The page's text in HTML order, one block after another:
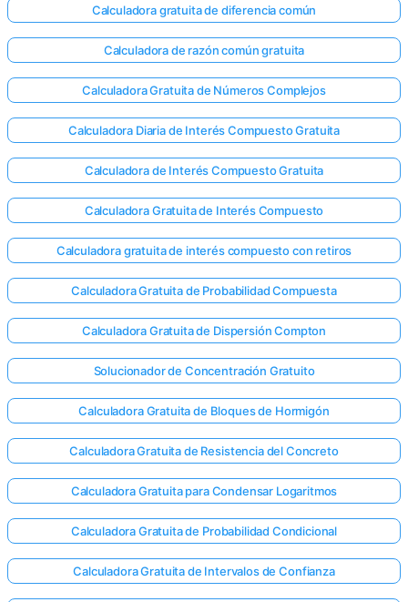
Calculadora gratuita de diferencia común
Calculadora de razón común gratuita
Calculadora Gratuita de Números Complejos
Calculadora Diaria de Interés Compuesto Gratuita
Calculadora de Interés Compuesto Gratuita
Calculadora Gratuita de Interés Compuesto
Calculadora gratuita de interés compuesto con retiros
Calculadora Gratuita de Probabilidad Compuesta
Calculadora Gratuita de Dispersión Compton
Solucionador de Concentración Gratuito
Calculadora Gratuita de Bloques de Hormigón
Calculadora Gratuita de Resistencia del Concreto
Calculadora Gratuita para Condensar Logaritmos
Calculadora Gratuita de Probabilidad Condicional
Calculadora Gratuita de Intervalos de Confianza